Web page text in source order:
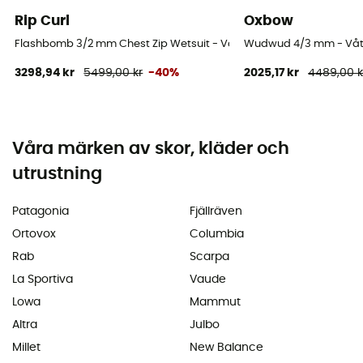
Rip Curl
Flashbomb 3/2 mm Chest Zip Wetsuit - Våtdräkt för surfing - Herr
3298,94 kr 5499,00 kr -40%
Oxbow
Wudwud 4/3 mm -
2025,17 kr 4489,00
Våra märken av skor, kläder och
utrustning
Patagonia
Ortovox
Rab
La Sportiva
Lowa
Altra
Millet
Fjällräven
Columbia
Scarpa
Vaude
Mammut
Julbo
New Balance